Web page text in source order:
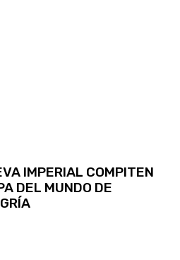
IMPERIAL COMPITEN
DEL MUNDO DE